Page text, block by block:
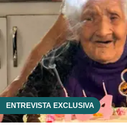
ENTREVISTA EXCLUSIVA